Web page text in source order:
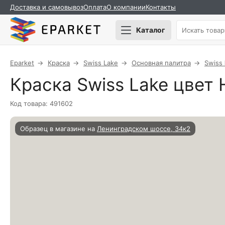
Доставка и самовывозОплатаО компанииКонтакты
Каталог
Eparket Краска Swiss Lake Основная палитра Swiss
Краска Swiss Lake
Код товара: 491602
Образец в магазине на Ленинградском шоссе, 34к2